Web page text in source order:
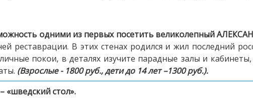
одними из первых посетить великолепный
реставрации. В этих стенах родился и жил последний
покои, в деталях изучите парадные залы и
(Взрослые - 1800 руб., дети до 14 лет –1300 руб.).
«шведский стол».